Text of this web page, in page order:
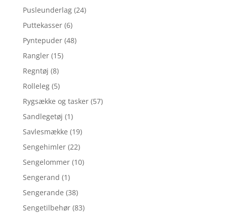
Pusleunderlag (24)
Puttekasser (6)
Pyntepuder (48)
Rangler (15)
Regntøj (8)
Rolleleg (5)
Rygsække og tasker (57)
Sandlegetøj (1)
Savlesmække (19)
Sengehimler (22)
Sengelommer (10)
Sengerand (1)
Sengerande (38)
Sengetilbehør (83)